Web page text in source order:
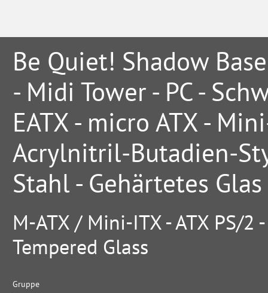
Be Quiet! Shadow
- Midi Tower - PC -
EATX - micro ATX -
Acrylnitril-Butadien-
Stahl - Gehärtetes
M-ATX / Mini-ITX - ATX PS/2
Tempered Glass
Gruppe